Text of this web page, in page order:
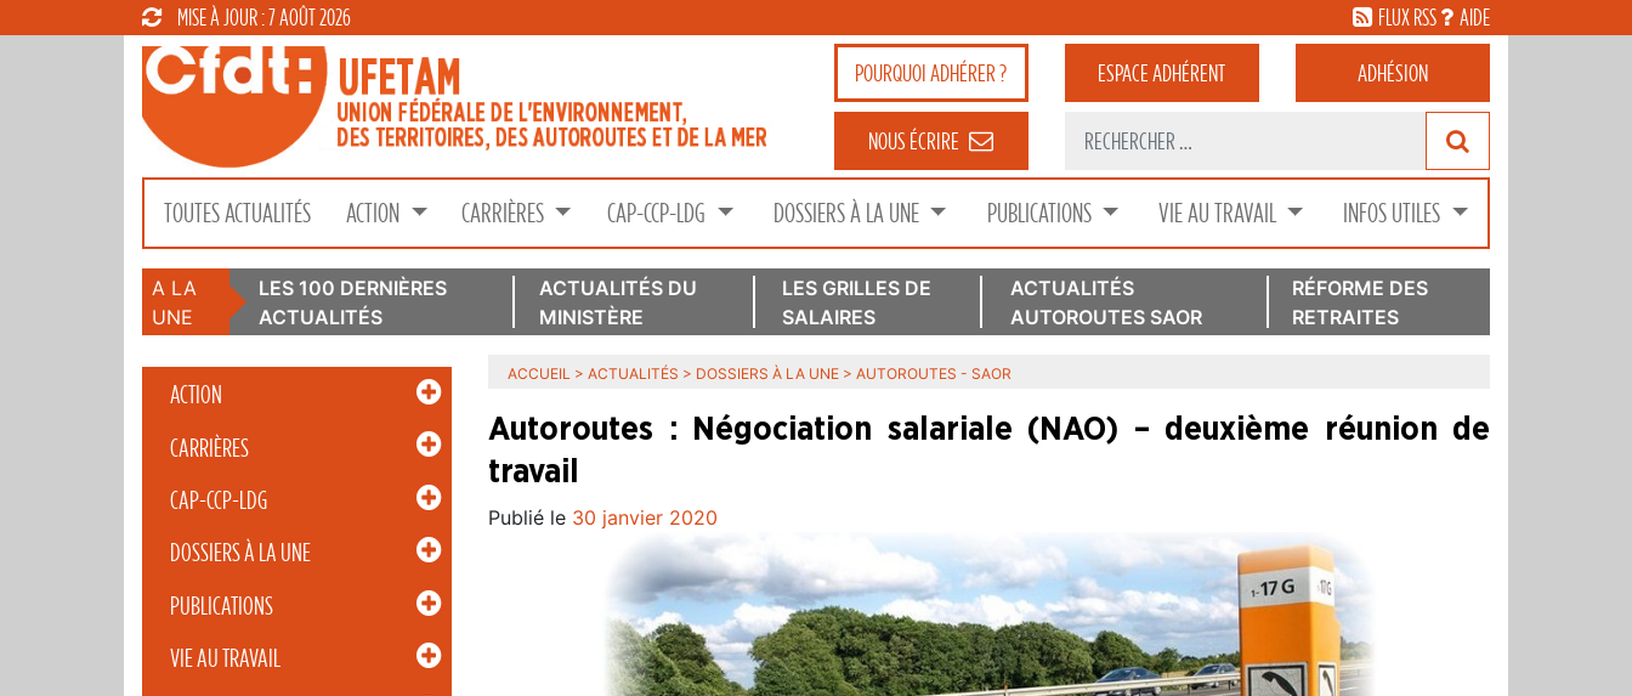
MISE À JOUR : 7 AOÛT 2026 FLUX RSS AIDE
POURQUOIADHÉRER ? ESPACEADHÉRENT ADHÉSION
NOUS ÉCRIRE
TOUTES ACTUALITÉS ACTION CARRIÈRES CAP-CCP-LDG DOSSIERS À LA UNE PUBLICATIONS VIE AU TRAVAIL INFOS UTILES
A LA
UNE
LES 100 DERNIÈRES
ACTUALITÉS
ACTUALITÉS DU
MINISTÈRE
LES GRILLES DE
SALAIRES
ACTUALITÉS
AUTOROUTES SAOR
RÉFORME DES
RETRAITES
ACTION
CARRIÈRES
CAP-CCP-LDG
DOSSIERS À LA UNE
PUBLICATIONS
VIE AU TRAVAIL
ACCUEIL > ACTUALITÉS > DOSSIERS À LA UNE > AUTOROUTES - SAOR
Autoroutes : Négociation salariale (NAO) – deuxième réunion de
travail
Publié le 30 janvier 2020